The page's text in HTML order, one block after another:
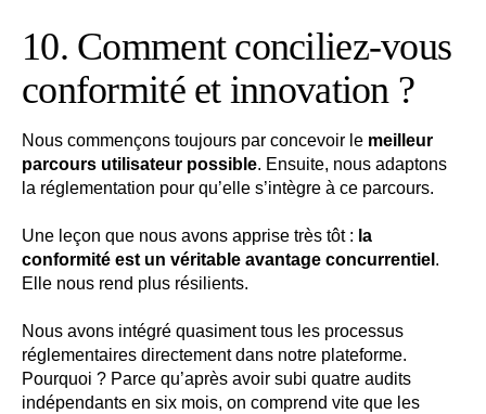
10. Comment conciliez-vous
conformité et innovation ?
Nous commençons toujours par concevoir le meilleur
parcours utilisateur possible. Ensuite, nous adaptons
la réglementation pour qu’elle s’intègre à ce parcours.
Une leçon que nous avons apprise très tôt : la
conformité est un véritable avantage concurrentiel .
Elle nous rend plus résilients.
Nous avons intégré quasiment tous les processus
réglementaires directement dans notre plateforme.
Pourquoi ? Parce qu’après avoir subi quatre audits
indépendants en six mois, on comprend vite que les